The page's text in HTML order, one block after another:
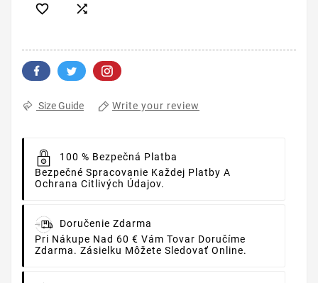
 
Size Guide Write your review
100 % Bezpečná Platba
Bezpečné Spracovanie Každej Platby A
Ochrana Citlivých Údajov.
Doručenie Zdarma
Pri Nákupe Nad 60 € Vám Tovar Doručíme
Zdarma. Zásielku Môžete Sledovať Online.